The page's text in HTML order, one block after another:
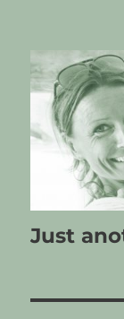
Just